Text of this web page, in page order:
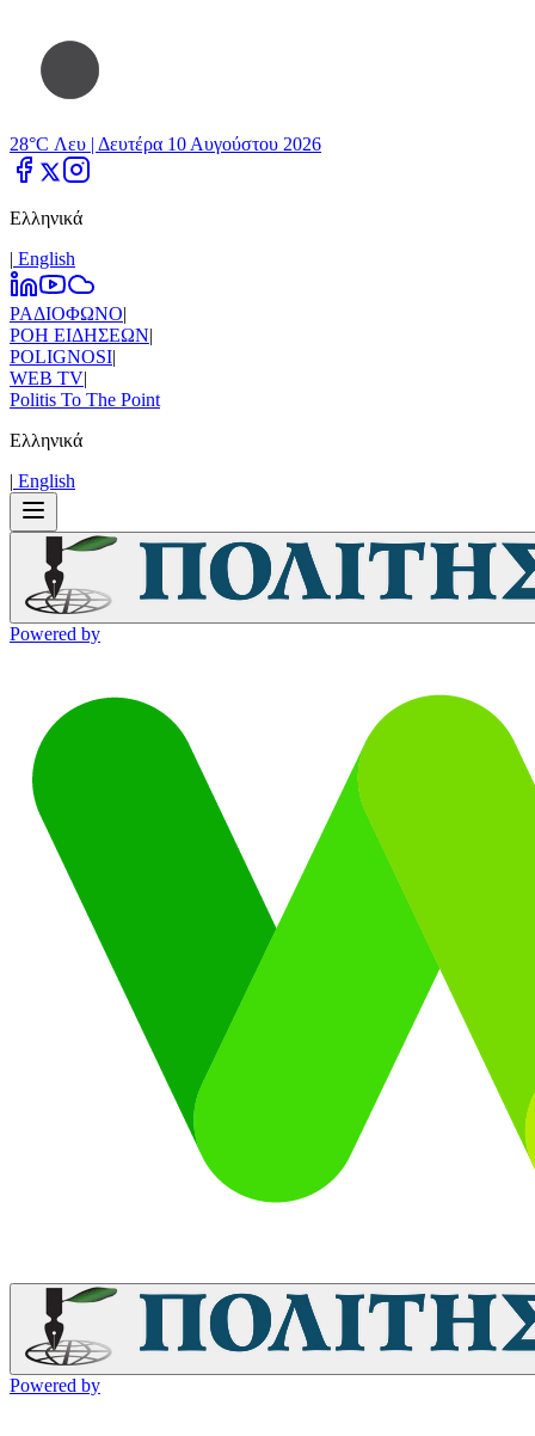
28°C Λευ | Δευτέρα 10 Αυγούστου 2026
Ελληνικά
| Εnglish
ΡΑΔΙΟΦΩΝΟ|
ΡΟΗ ΕΙΔΗΣΕΩΝ|
POLIGNOSI|
WEB TV|
Politis To The Point
Ελληνικά
| Εnglish
Powered by
Powered by